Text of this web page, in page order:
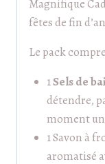
Magnifique
fêtes de fin
Le pack
1Sels de
détendre,
moment
1 Savon à
aromatisé